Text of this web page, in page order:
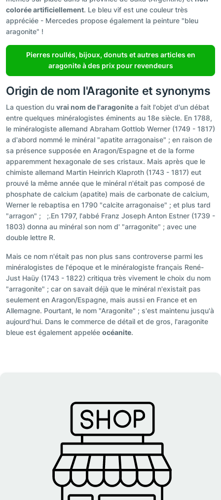
colorée artificiellement. Le bleu vif est une couleur très
appréciée - Mercedes propose également la peinture "bleu
aragonite" !
Pierres roullés, bijoux, donuts et autres articles en
aragonite à des prix pour revendeurs
Origin de nom l'Aragonite et synonyms
La question du vrai nom de l'aragonitea fait l'objet d'un débat
entre quelques minéralogistes éminents au 18e siècle. En 1788,
le minéralogiste allemand Abraham Gottlob Werner (1749 - 1817)
a d'abord nommé le minéral "apatite arragonaise" ; en raison de
sa présence supposée en Aragon/Espagne et de la forme
apparemment hexagonale de ses cristaux. Mais après que le
chimiste allemand Martin Heinrich Klaproth (1743 - 1817) eut
prouvé la même année que le minéral n'était pas composé de
phosphate de calcium (apatite) mais de carbonate de calcium,
Werner le rebaptisa en 1790 "calcite arragonaise" ; et plus tard
"arragon" ; ;.En 1797, l'abbé Franz Joseph Anton Estner (1739 -
1803) donna au minéral son nom d' "arragonite" ; avec une
double lettre R.
Mais ce nom n'était pas non plus sans controverse parmi les
minéralogistes de l'époque et le minéralogiste français René-
Just Haüy (1743 - 1822) critiqua très vivement le choix du nom
"arragonite" ; car on savait déjà que le minéral n'existait pas
seulement en Aragon/Espagne, mais aussi en France et en
Allemagne. Pourtant, le nom "Aragonite" ; s'est maintenu jusqu'à
aujourd'hui. Dans le commerce de détail et de gros, l'aragonite
bleue est également appelée océanite.